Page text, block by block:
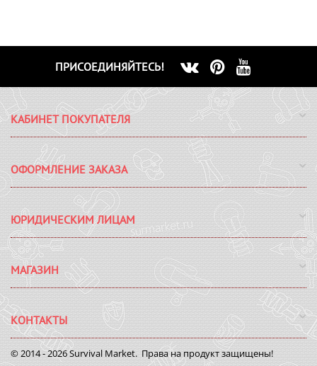
ПРИСОЕДИНЯЙТЕСЬ!
КАБИНЕТ ПОКУПАТЕЛЯ
ОФОРМЛЕНИЕ ЗАКАЗА
ЮРИДИЧЕСКИМ ЛИЦАМ
МАГАЗИН
КОНТАКТЫ
© 2014 - 2026 Survival Market. Права на продукт защищены!